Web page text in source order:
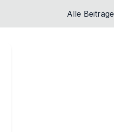
Alle Beiträge